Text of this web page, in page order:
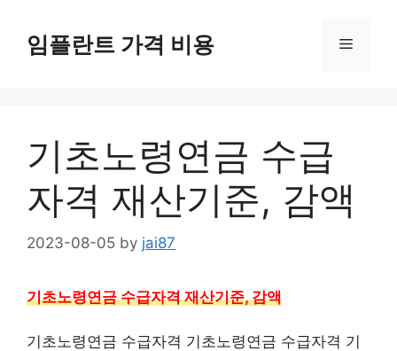
content임플란트 가격 비용 Menu
기초노령연금 수급
자격 재산기준, 감액
2023-08-05 by jai87
기초노령연금 수급자격 재산기준, 감액
기초노령연금 수급자격 기초노령연금 수급자격 기